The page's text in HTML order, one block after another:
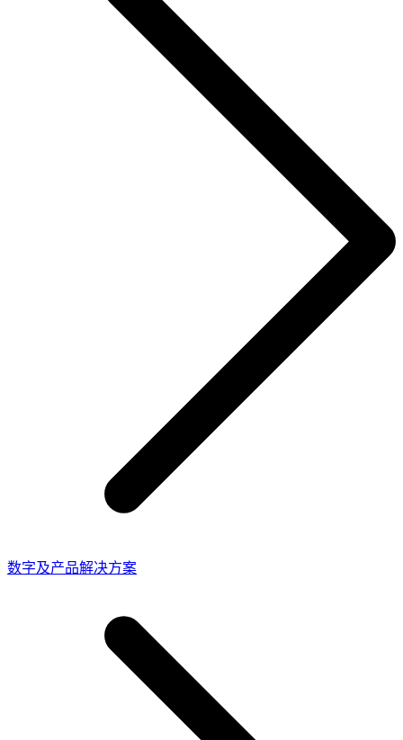
数字及产品解决方案